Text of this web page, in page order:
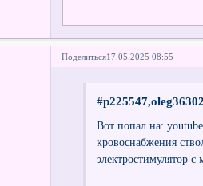
Поделиться17.05.2025 08:55
Вот попал на:
кровоснабжения
электростимулятор